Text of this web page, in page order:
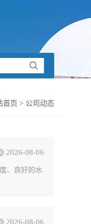
首页 > 公司动态
2026-08-06
、良好的水
2026-08-06